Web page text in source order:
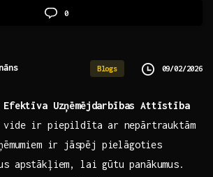
0
Blogs 09/02/2026
Efektīva Uzņēmējdarbības Attīstība
vide ir piepildīta ⁢ar nepārtrauktām
ir⁣ jāspēj pielāgoties
apstākļiem, lai gūtu panākumus.